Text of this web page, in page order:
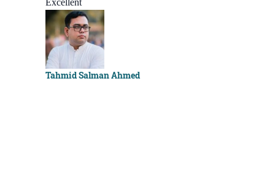
Tahmid Salman Ahmed